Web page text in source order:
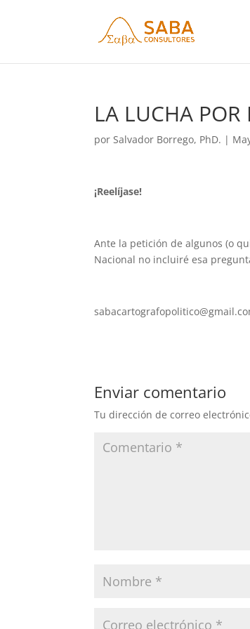
LA LUCHA
porSalvador Borrego, PhD. |
¡Reelíjase!
Ante la petición de algunos (o
Nacional no incluiré esa
Enviar comentario
Tu dirección de correo